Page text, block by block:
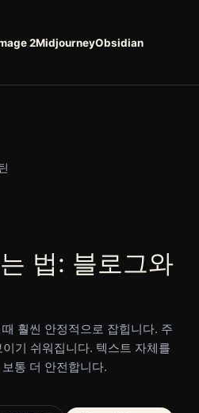
2MidjourneyObsidian
법: 블로그와
훨씬 안정적으로 잡힙니다. 주
기 쉬워집니다. 텍스트 자체를
통 더 안전합니다.